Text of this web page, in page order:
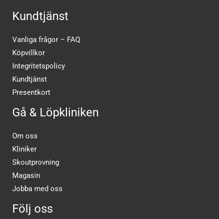
Kundtjänst
Vanliga frågor – FAQ
Köpvillkor
Integritetspolicy
Kundtjänst
Presentkort
Gå & Löpkliniken
Om oss
Kliniker
Skoutprovning
Magasin
Jobba med oss
Följ oss